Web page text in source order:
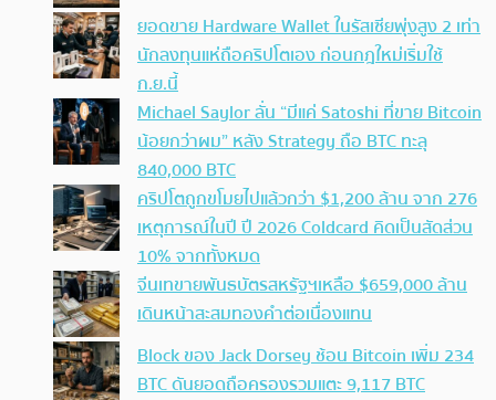
ยอดขาย Hardware Wallet ในรัสเซียพุ่งสูง 2 เท่า
นักลงทุนแห่ถือคริปโตเอง ก่อนกฎใหม่เริ่มใช้
ก.ย.นี้
Michael Saylor ลั่น “มีแค่ Satoshi ที่ขาย Bitcoin
น้อยกว่าผม” หลัง Strategy ถือ BTC ทะลุ
840,000 BTC
คริปโตถูกขโมยไปแล้วกว่า $1,200 ล้าน จาก 276
เหตุการณ์ในปี ปี 2026 Coldcard คิดเป็นสัดส่วน
10% จากทั้งหมด
จีนเทขายพันธบัตรสหรัฐฯเหลือ $659,000 ล้าน
เดินหน้าสะสมทองคำต่อเนื่องแทน
Block ของ Jack Dorsey ช้อน Bitcoin เพิ่ม 234
BTC ดันยอดถือครองรวมแตะ 9,117 BTC